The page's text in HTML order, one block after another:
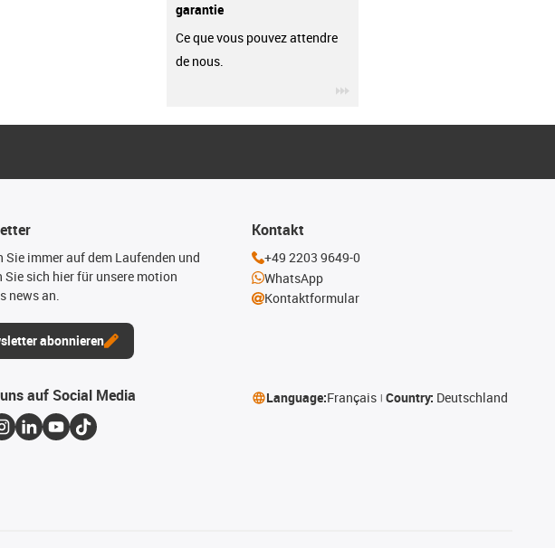
garantie
Ce que vous pouvez attendre
de nous.
Sie immer auf dem Laufenden und
Sie sich hier für unsere motion
news an.
abonnieren
Kontakt
+49 2203 9649-0
WhatsApp
Kontaktformular
auf Social Media Language:Français Country: Deutschland